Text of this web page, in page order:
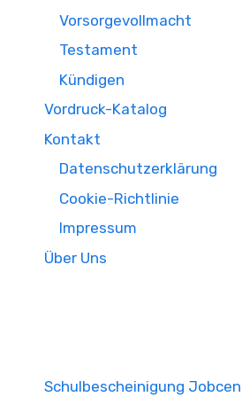
Vorsorgevollmacht
Testament
Kündigen
Vordruck-Katalog
Kontakt
Datenschutzerklärung
Cookie-Richtlinie
Impressum
Über Uns
Schulbescheinigung